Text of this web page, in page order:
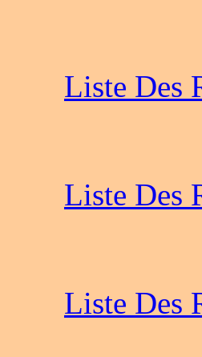
Liste Des
Liste Des
Liste Des